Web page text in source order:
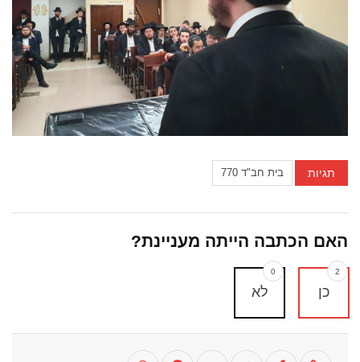
תגיות בית חב"ד 770
האם הכתבה הייתה מעניינת?
כן
2
לא
0